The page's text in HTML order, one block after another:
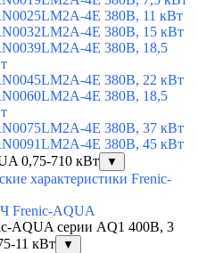
4E 380В, 11 кВт
4E 380В, 15 кВт
4E 380В, 18,5
4E 380В, 22 кВт
4E 380В, 18,5
4E 380В, 37 кВт
4E 380В, 45 кВт
0,75-710 кВт
▼
характеристики Frenic-
Frenic-AQUA
AQUA серии AQ1 400В, 3
11 кВт
▼